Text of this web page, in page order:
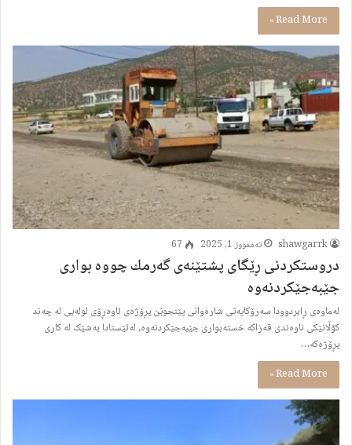
Read More »
shawgarrk تەممووز 1, 2025 67
دروستكردنی ڕێگای پشتێنەی گەرمك چووە بواری
جێبەجێكردنەوە
لەماوەى ڕابردوودا سەرۆکایەتى شارەوانى پێنجوێن پڕۆژەى ئاوەڕۆى لولەیی لە چەند
کۆڵانێکى ناوەندى قەزاکە خستەبوارى جێبەجێکردنەوە، لەئێستادا بەشێک لە کارى
پڕۆژەکە…
Read More »